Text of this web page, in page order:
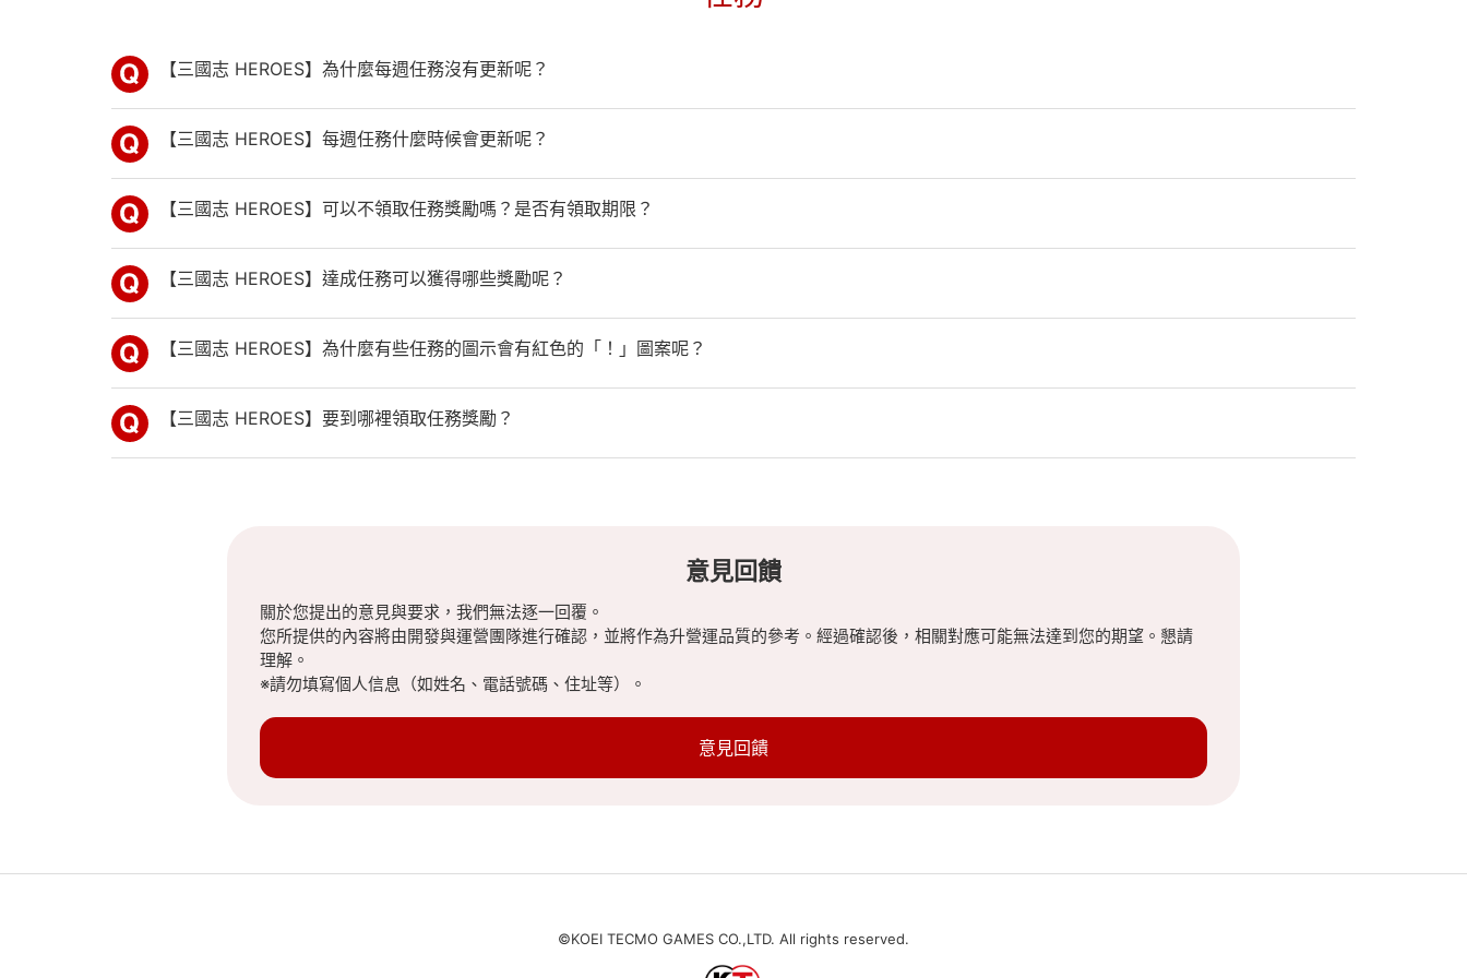
【三國志 HEROES】為什麼每週任務沒有更新呢？
【三國志 HEROES】每週任務什麼時候會更新呢？
【三國志 HEROES】可以不領取任務獎勵嗎？是否有領取期限？
【三國志 HEROES】達成任務可以獲得哪些獎勵呢？
【三國志 HEROES】為什麼有些任務的圖示會有紅色的「！」圖案呢？
【三國志 HEROES】要到哪裡領取任務獎勵？
意見回饋
關於您提出的意見與要求，我們無法逐一回覆。
您所提供的內容將由開發與運營團隊進行確認，並將作為升營運品質的參考。經過確認後，相關對應可能無法達到您的期望。懇請
理解。
※請勿填寫個人信息（如姓名、電話號碼、住址等）。
意見回饋
©KOEI TECMO GAMES CO.,LTD. All rights reserved.